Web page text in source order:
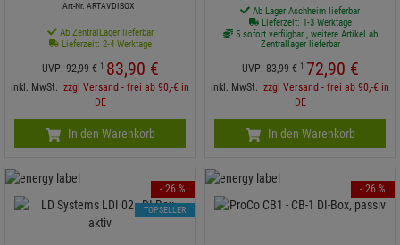
Art-Nr. ARTAVDIBOX
Ab ZentralLager lieferbar
Lieferzeit: 2-4 Werktage
UVP: 92,99 € 1 83,90 €
inkl. MwSt. zzgl Versand - frei ab 90,-€ in
DE
In den Warenkorb
Ab Lager Aschheim lieferbar
Lieferzeit: 1-3 Werktage
5 sofort verfügbar , weitere Artikel ab
Zentrallager lieferbar
UVP: 83,99 € 1 72,90 €
inkl. MwSt. zzgl Versand - frei ab 90,-€ in
DE
In den Warenkorb
- 26 %
TOPSELLER
- 26 %